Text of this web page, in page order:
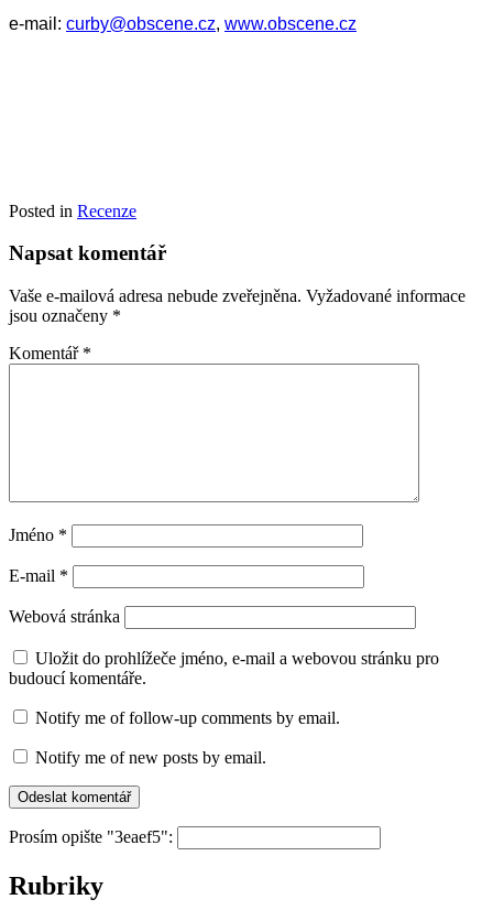
e-mail: curby@obscene.cz, www.obscene.cz
Posted in Recenze
Napsat komentář
Vaše e-mailová adresa nebude zveřejněna. Vyžadované informace
jsou označeny *
Komentář *
Jméno *
E-mail *
Webová stránka
Uložit do prohlížeče jméno, e-mail a webovou stránku pro
budoucí komentáře.
Notify me of follow-up comments by email.
Notify me of new posts by email.
Prosím opište "3eaef5":
Rubriky